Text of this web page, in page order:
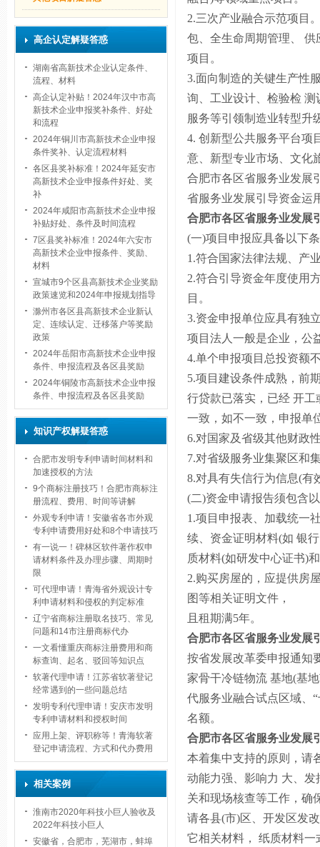
高企认定解疑答惑
湖南省高新技术企业认定条件、
流程、材料
高企认定补贴！2024年汉中市高
新技术企业申报奖补条件、好处
和流程
2024年铜川市高新技术企业申报
条件奖补、认定流程材料
各区县奖补标准！2024年延安市
高新技术企业申报条件好处、奖
补
2024年咸阳市高新技术企业申报
补贴好处、条件及时间流程
7区县奖补标准！2024年六安市
高新技术企业申报条件、奖励、
材料
宣城市9个区县高新技术企业奖励
政策速览和2024年申报规划指导
滁州市各区县高新技术企业新认
定、连续认定、迁移落户等奖励
政策
2024年岳阳市高新技术企业申报
条件、申报流程及各区县奖励
2024年铜陵市高新技术企业申报
条件、申报流程及各区县奖励
知识产权解疑答惑
合肥市发明专利申请时间材料和
加速授权的方法
9个商标注册技巧！合肥市商标注
册流程、费用、时间等讲解
外观专利申请！安徽省各市外观
专利申请费用好处和8个申请技巧
有一说一！碑林区软件著作权申
请材料条件及办理步骤、周期时
限
可代理申请！青海省外观设计专
利申请材料和侵权的判定标准
辽宁省商标注册取名技巧、常见
问题和14市注册商标代办
一文看懂重庆商标注册费用和商
标查询、起名、驳回等知识点
软著代理申请！江苏省软著登记
经常遇到的一些问题总结
发明专利代理申请！安庆市发明
专利申请材料和授权时间
应用上架、评职称等！青海软著
登记申请流程、方式和代办费用
相关案例
淮南市2020年科技小巨人验收及
2022年科技小巨人
安徽省，合肥市，芜湖市，蚌埠
2.三次产业融合示范项目
包、全生命周期管理、
项目。
3.面向制造的关键生产性
询、工业设计、检验检
服务等引领制造业转型升
4. 创新型公共服务平台项
意、新型专业市场、文化
合肥市各区省服务业发展
省服务业发展引导资金运
合肥市各区省服务业发展
(一)项目申报应具备以下
1.符合国家法律法规、产
2.符合引导资金年度使用
目。
3.资金申报单位应具有独
项目法人一般是企业，公
4.单个申报项目总投资额
5.项目建设条件成熟，前
行贷款已落实，已经 开工
一致，如不一致，申报单
6.对国家及省级其他财政
7.对省级服务业集聚区和
8.对具有失信行为信息(有
(二)资金申请报告须包含
1.项目申报表、加载统一
续、资金证明材料(如 银
质材料(如研发中心证书)
2.购买房屋的，应提供房
图等相关证明文件，
且租期满5年。
合肥市各区省服务业发展
按省发展改革委申报通知
家骨干冷链物流 基地(基
代服务业融合试点区域、
名额。
合肥市各区省服务业发展
本着集中支持的原则，请
动能力强、影响力 大、
关和现场核查等工作，确
请各县(市)区、开发区发
它相关材料， 纸质材料